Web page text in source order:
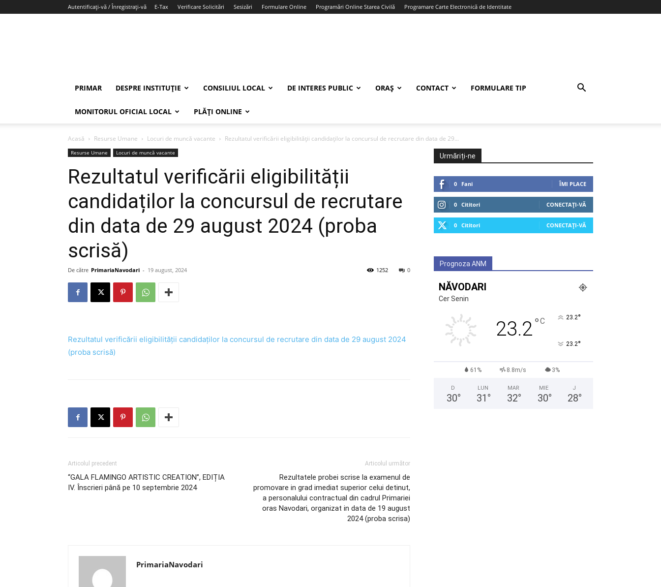
Autentificați-vă / Înregistrați-vă E-Tax Verificare Solicitări Sesizări Formulare Online Programări Online Starea Civilă Programare Carte Electronică de Identitate
PRIMAR DESPRE INSTITUȚIE CONSILIUL LOCAL DE INTERES PUBLIC ORAȘ CONTACT FORMULARE TIP
MONITORUL OFICIAL LOCAL PLĂȚI ONLINE
Acasă Resurse Umane Locuri de muncă vacante Rezultatul verificării eligibilității candidaților la concursul de recrutare din data de 29...
Resurse Umane Locuri de muncă vacante
Rezultatul verificării eligibilității
candidaților la concursul de recrutare
din data de 29 august 2024 (proba
scrisă)
De către PrimariaNavodari - 19 august, 2024 0
1252
Rezultatul verificării eligibilității candidaților la concursul de recrutare din data de 29 august 2024
(proba scrisă)
Articolul precedent
“GALA FLAMINGO ARTISTIC CREATION”, EDIȚIA
IV. Înscrieri până pe 10 septembrie 2024
Articolul următor
Rezultatele probei scrise la examenul de
promovare in grad imediat superior celui detinut,
a personalului contractual din cadrul Primariei
oras Navodari, organizat in data de 19 august
2024 (proba scrisa)
PrimariaNavodari
Urmăriți-ne
0 Fani ÎMI PLACE
0 Cititori CONECTAȚI-VĂ
0 Cititori CONECTAȚI-VĂ
Prognoza ANM
NĂVODARI
Cer Senin
23.2°C 23.2°
23.2°
61% 8.8m/s 3%
D
30°
LUN
31 °
MAR
32°
MIE
30°
J
28°